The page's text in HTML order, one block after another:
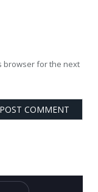
browser for the next